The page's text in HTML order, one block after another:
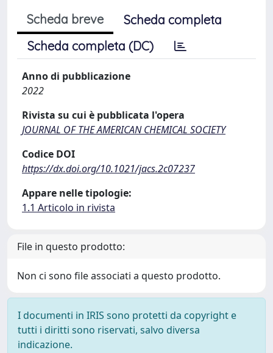
Scheda breve
Scheda completa
Scheda completa (DC)
Anno di pubblicazione
2022
Rivista su cui è pubblicata l'opera
JOURNAL OF THE AMERICAN CHEMICAL SOCIETY
Codice DOI
https://dx.doi.org/10.1021/jacs.2c07237
Appare nelle tipologie:
1.1 Articolo in rivista
File in questo prodotto:
Non ci sono file associati a questo prodotto.
I documenti in IRIS sono protetti da copyright e
tutti i diritti sono riservati, salvo diversa
indicazione.